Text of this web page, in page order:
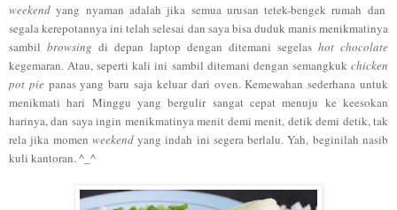
weekend yang nyaman adalahjika semua urusan tetek-bengek rumah dan
segala kerepotannya ini telah selesai dan saya bisa duduk manis menikmatinya
sambil browsing di depan laptop dengan ditemani segelas hot chocolate
kegemaran. Atau, seperti kali ini sambil ditemani dengan semangkukchicken
pot piepanas yang baru saja keluar dari oven. Kemewahan sederhana untuk
menikmatihari Minggu yang bergulir sangat cepat menuju ke keesokan
harinya,dan sayaingin menikmatinya menit demi menit, detik demi detik, tak
rela jika momen weekendyang indah ini segera berlalu.Yah, beginilah nasib
kuli kantoran. ^_ ^